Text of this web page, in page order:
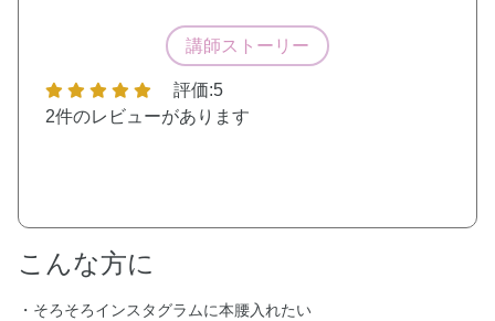
講師ストーリー
評価:5
2件のレビューがあります
こんな方に
・そろそろインスタグラムに本腰入れたい